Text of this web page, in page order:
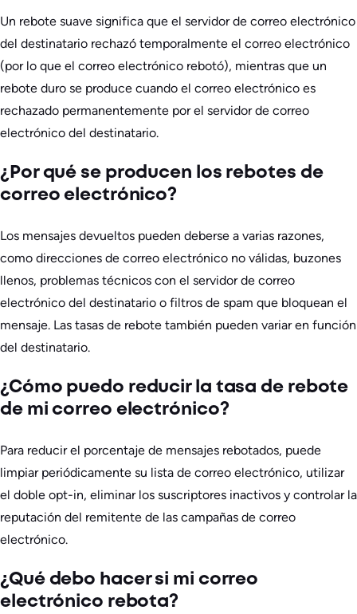
Un rebote suave significa que el servidor de correo electrónico
del destinatario rechazó temporalmente el correo electrónico
(por lo que el correo electrónico rebotó), mientras que un
rebote duro se produce cuando el correo electrónico es
rechazado permanentemente por el servidor de correo
electrónico del destinatario.
¿Por qué se producen los rebotes de
correo electrónico?
Los mensajes devueltos pueden deberse a varias razones,
como direcciones de correo electrónico no válidas, buzones
llenos, problemas técnicos con el servidor de correo
electrónico del destinatario o filtros de spam que bloquean el
mensaje. Las tasas de rebote también pueden variar en función
del destinatario.
¿Cómo puedo reducir la tasa de rebote
de mi correo electrónico?
Para reducir el porcentaje de mensajes rebotados, puede
limpiar periódicamente su lista de correo electrónico, utilizar
el doble opt-in, eliminar los suscriptores inactivos y controlar la
reputación del remitente de las campañas de correo
electrónico.
¿Qué debo hacer si mi correo
electrónico rebota?